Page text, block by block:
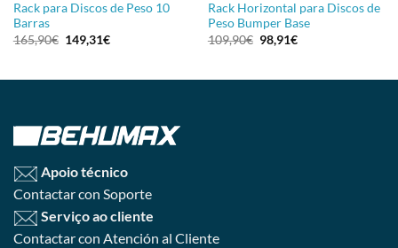
Rack para Discos de Peso 10
Barras
165,90€ 149,31€
Rack Horizontal para Discos de
Peso Bumper Base
109,90€ 98,91€
Apoio técnico
Contactar con Soporte
Serviço ao cliente
Contactar con Atención al Cliente